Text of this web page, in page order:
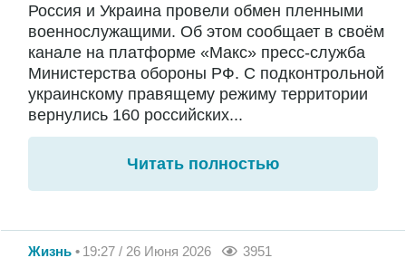
Россия и Украина провели обмен пленными
военнослужащими. Об этом сообщает в своём
канале на платформе «Макс» пресс-служба
Министерства обороны РФ. С подконтрольной
украинскому правящему режиму территории
вернулись 160 российских...
Читать полностью
Жизнь 19:27 / 26 Июня 2026 3951